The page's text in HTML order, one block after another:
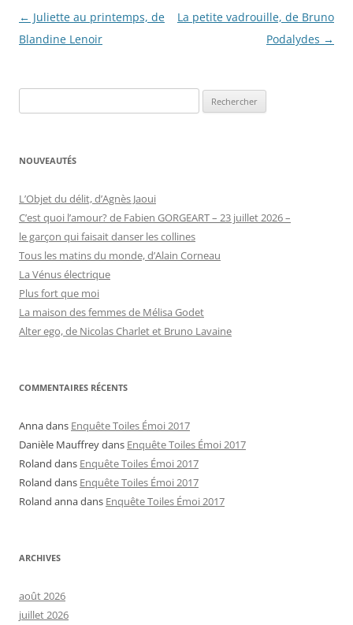
Navigation
des
← Juliette au printemps, de
Blandine Lenoir
La petite vadrouille, de Bruno
Podalydes →
NOUVEAUTÉS
L’Objet du délit, d’Agnès Jaoui
C’est quoi l’amour? de Fabien GORGEART – 23 juillet 2026 –
le garçon qui faisait danser les collines
Tous les matins du monde, d’Alain Corneau
La Vénus électrique
Plus fort que moi
La maison des femmes de Mélisa Godet
Alter ego, de Nicolas Charlet et Bruno Lavaine
COMMENTAIRES RÉCENTS
Annadans Enquête Toiles Émoi 2017
Danièle Mauffreydans Enquête Toiles Émoi 2017
Roland dans Enquête Toiles Émoi 2017
Roland dans Enquête Toiles Émoi 2017
Roland annadans Enquête Toiles Émoi 2017
ARCHIVES
août 2026
juillet 2026